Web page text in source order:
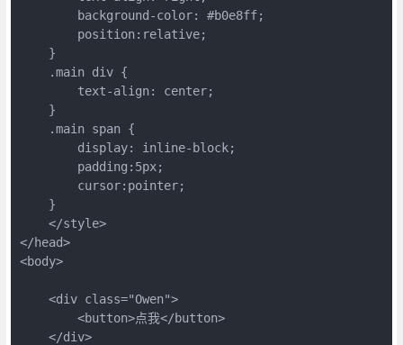
        background-color: #b0e8ff;
        position:relative;
    }
    .main div {
        text-align: center;
    }
    .main span {
        display: inline-block;
        padding:5px;
        cursor:pointer;
    }
    </style>
</head>
<body>
    <div class="Owen">
        <button>点我</button>
    </div>